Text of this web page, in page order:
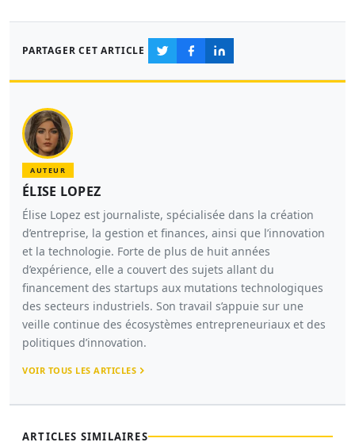
PARTAGER CET ARTICLE
AUTEUR
ÉLISE LOPEZ
Élise Lopez est journaliste, spécialisée dans la création
d’entreprise, la gestion et finances, ainsi que l’innovation
et la technologie. Forte de plus de huit années
d’expérience, elle a couvert des sujets allant du
financement des startups aux mutations technologiques
des secteurs industriels. Son travail s’appuie sur une
veille continue des écosystèmes entrepreneuriaux et des
politiques d’innovation.
VOIR TOUS LES ARTICLES
ARTICLES SIMILAIRES